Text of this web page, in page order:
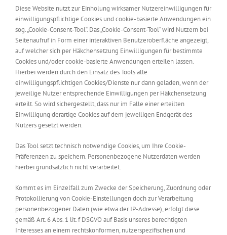
Diese Website nutzt zur Einholung wirksamer Nutzereinwilligungen für
einwilligungspflichtige Cookies und cookie-basierte Anwendungen ein
sog. „Cookie-Consent-Tool“. Das „Cookie-Consent-Tool“ wird Nutzern bei
Seitenaufruf in Form einer interaktiven Benutzeroberfläche angezeigt,
auf welcher sich per Häkchensetzung Einwilligungen für bestimmte
Cookies und/oder cookie-basierte Anwendungen erteilen lassen.
Hierbei werden durch den Einsatz des Tools alle
einwilligungspflichtigen Cookies/Dienste nur dann geladen, wenn der
jeweilige Nutzer entsprechende Einwilligungen per Häkchensetzung
erteilt. So wird sichergestellt, dass nur im Falle einer erteilten
Einwilligung derartige Cookies auf dem jeweiligen Endgerät des
Nutzers gesetzt werden.
Das Tool setzt technisch notwendige Cookies, um Ihre Cookie-
Präferenzen zu speichern. Personenbezogene Nutzerdaten werden
hierbei grundsätzlich nicht verarbeitet.
Kommt es im Einzelfall zum Zwecke der Speicherung, Zuordnung oder
Protokollierung von Cookie-Einstellungen doch zur Verarbeitung
personenbezogener Daten (wie etwa der IP-Adresse), erfolgt diese
gemäß Art. 6 Abs. 1 lit. f DSGVO auf Basis unseres berechtigten
Interesses an einem rechtskonformen, nutzerspezifischen und